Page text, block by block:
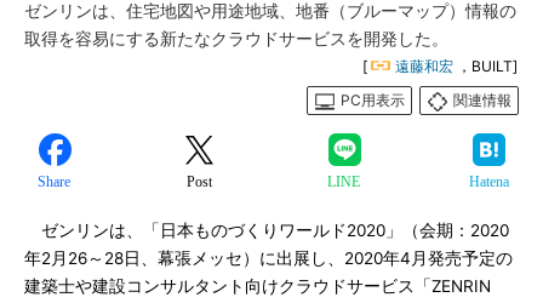
ゼンリンは、住宅地図や用途地域、地番（ブルーマップ）情報の
取得を容易にする新たなクラウドサービスを開発した。
[ 遠藤和宏 ，BUILT]
PC用表示
関連情報
Share Post LINE Hatena
ゼンリンは、「日本ものづくりワールド2020」（会期：2020
年2月26～28日、幕張メッセ）に出展し、2020年4月発売予定の
建築士や建設コンサルタント向けクラウドサービス「ZENRIN